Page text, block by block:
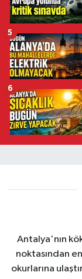
5
6
Antalya'nın
noktasından
okurlarına